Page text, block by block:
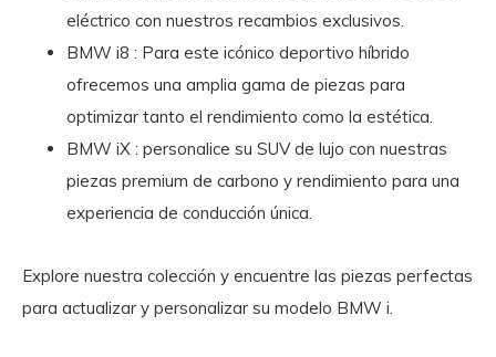
eléctrico con nuestros recambios exclusivos.
BMW i8 : Para este icónico deportivo híbrido
ofrecemos una amplia gama de piezas para
optimizar tanto el rendimiento como la estética.
BMW iX : personalice su SUV de lujo con nuestras
piezas premium de carbono y rendimiento para una
experiencia de conducción única.
Explore nuestra colección y encuentre las piezas perfectas
para actualizar y personalizar su modelo BMW i.